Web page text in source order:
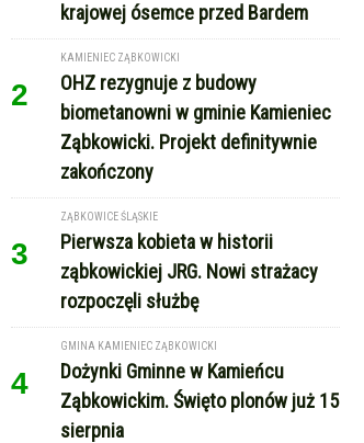
krajowej ósemce przed Bardem
2
KAMIENIEC ZĄBKOWICKI
OHZ rezygnuje z budowy
biometanowni w gminie Kamieniec
Ząbkowicki. Projekt definitywnie
zakończony
3
ZĄBKOWICE ŚLĄSKIE
Pierwsza kobieta w historii
ząbkowickiej JRG. Nowi strażacy
rozpoczęli służbę
4
GMINA KAMIENIEC ZĄBKOWICKI
Dożynki Gminne w Kamieńcu
Ząbkowickim. Święto plonów już 15
sierpnia